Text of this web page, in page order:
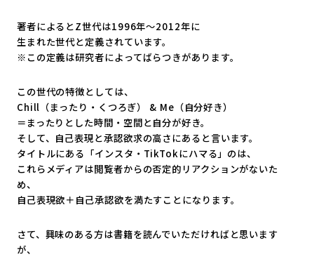
著者によるとZ世代は1996年～2012年に
生まれた世代と定義されています。
※この定義は研究者によってばらつきがあります。
この世代の特徴としては、
Chill（まったり・くつろぎ） & Me（自分好き）
＝まったりとした時間・空間と自分が好き。
そして、自己表現と承認欲求の高さにあると言います。
タイトルにある「インスタ・TikTokにハマる」のは、
これらメディアは閲覧者からの否定的リアクションがないた
め、
自己表現欲＋自己承認欲を満たすことになります。
さて、興味のある方は書籍を読んでいただければと思います
が、